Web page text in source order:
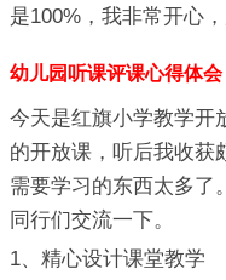
是100%，我非常开心
幼儿园听课评课心得体会
今天是红旗小学教学开
的开放课，听后我收获
需要学习的东西太多了
同行们交流一下。
1、精心设计课堂教学